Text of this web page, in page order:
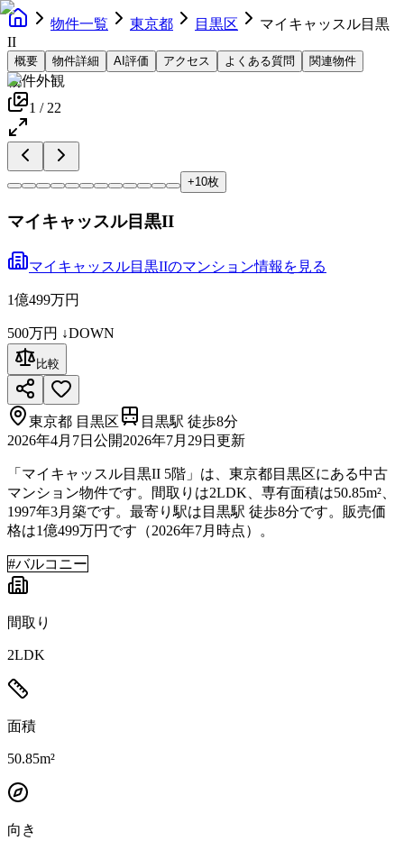
物件一覧 東京都 目黒区
マイキャッスル目黒
II
概要 物件詳細 AI評価 アクセス よくある質問 関連物件
物件外観
1 / 22
+10枚
マイキャッスル目黒II
マイキャッスル目黒IIのマンション情報を見る
1億499万円
500万円 ↓DOWN
比較
東京都 目黒区
目黒駅 徒歩8分
2026年4月7日 公開2026年7月29日 更新
「マイキャッスル目黒II 5階」は、東京都目黒区にある中古
マンション物件です。間取りは2LDK、専有面積は50.85m²、
1997年3月築です。最寄り駅は目黒駅 徒歩8分です。販売価
格は1億499万円です（2026年7月時点）。
#バルコニー
間取り
2LDK
面積
50.85m²
向き